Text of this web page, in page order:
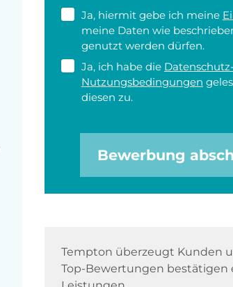
Ja, hiermit gebe ich meine
meine Daten wie
genutzt werden dürfen.
Ja, ich habe die
Nutzungsbedingungen
diesen zu.
Bewerbung
Tempton überzeugt Kunden
Top-Bewertungen bestätigen